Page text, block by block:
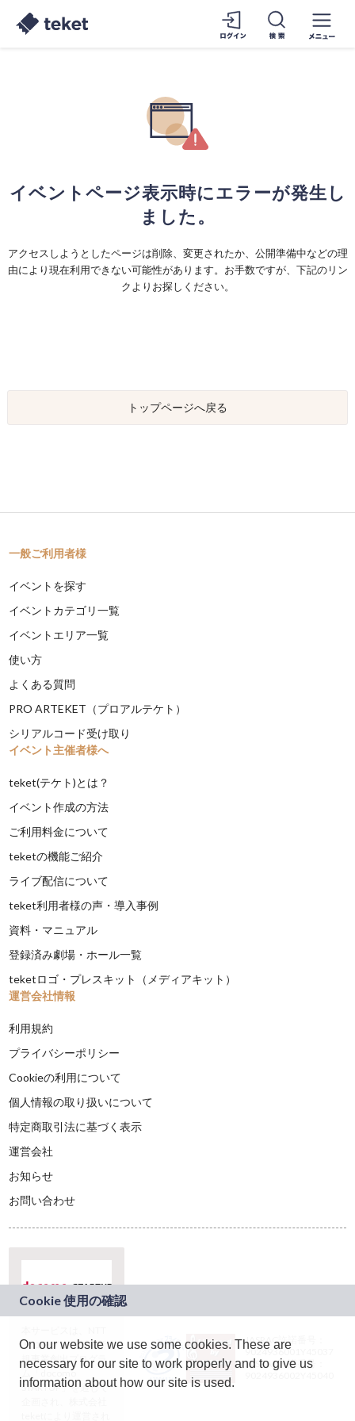
イベントページ表示時にエラーが発生し
ました。
アクセスしようとしたページは削除、変更されたか、公開準備中などの理
由により現在利用できない可能性があります。お手数ですが、下記のリン
クよりお探しください。
トップページへ戻る
一般ご利用者様
イベントを探す
イベントカテゴリ一覧
イベントエリア一覧
使い方
よくある質問
PRO ARTEKET（プロアルテケト）
シリアルコード受け取り
イベント主催者様へ
teket(テケト)とは？
イベント作成の方法
ご利用料金について
teketの機能ご紹介
ライブ配信について
teket利用者様の声・導入事例
資料・マニュアル
登録済み劇場・ホール一覧
teketロゴ・プレスキット（メディアキット）
運営会社情報
利用規約
プライバシーポリシー
Cookieの利用について
個人情報の取り扱いについて
特定商取引法に基づく表示
運営会社
お知らせ
お問い合わせ
ドコモグループの新
規事業創出プログラ
ム「docomo
STARTUP」を通じて
JASRAC許諾番号：
9024936001Y45037
JASRAC許諾番号：
On our website we use some cookies. These are
necessary for our site to work properly and to give us
information about how our site is used.